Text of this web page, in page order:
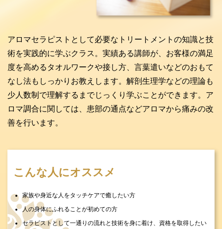
アロマセラピストとして必要なトリートメントの知識と技
術を実践的に学ぶクラス。実績ある講師が、お客様の満足
度を高めるタオルワークや接し方、言葉遣いなどのおもて
なし法もしっかりお教えします。解剖生理学などの理論も
少人数制で理解するまでじっくり学ぶことができます。ア
ロマ調合に関しては、患部の通点などアロマから痛みの改
善を行います。
こんな人にオススメ
家族や身近な人をタッチケアで癒したい方
人の身体にふれることが初めての方
セラピストとして一通りの流れと技術を身に着け、資格を取得したい